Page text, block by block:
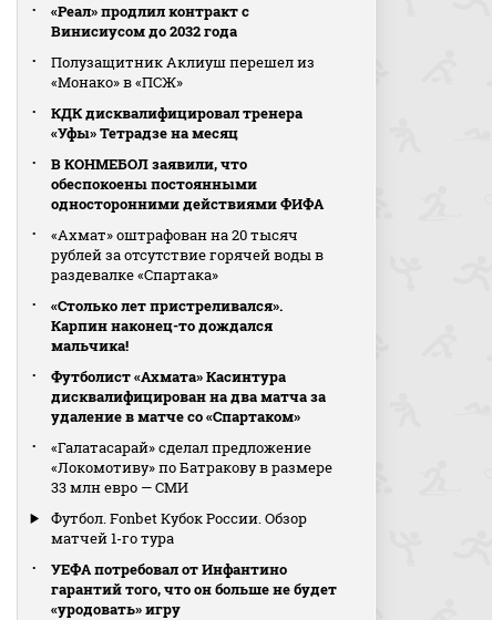
«Реал» продлил контракт с
Винисиусом до 2032 года
Полузащитник Аклиуш перешел из
«Монако» в «ПСЖ»
КДК дисквалифицировал тренера
«Уфы» Тетрадзе на месяц
В КОНМЕБОЛ заявили, что
обеспокоены постоянными
односторонними действиями ФИФА
«Ахмат» оштрафован на 20 тысяч
рублей за отсутствие горячей воды в
раздевалке «Спартака»
«Столько лет пристреливался».
Карпин наконец-то дождался
мальчика!
Футболист «Ахмата» Касинтура
дисквалифицирован на два матча за
удаление в матче со «Спартаком»
«Галатасарай» сделал предложение
«Локомотиву» по Батракову в размере
33 млн евро — СМИ
Футбол. Fonbet Кубок России. Обзор
матчей 1-го тура
УЕФА потребовал от Инфантино
гарантий того, что он больше не будет
«уродовать» игру